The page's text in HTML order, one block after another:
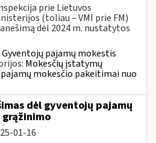
prie Lietuvos
(toliau – VMI prie FM)
dėl 2024 m. nustatytos
Gyventojų pajamų mokestis
Mokesčių įstatymų
mokesčio pakeitimai nuo
dėl gyventojų pajamų
grąžinimo
01-16